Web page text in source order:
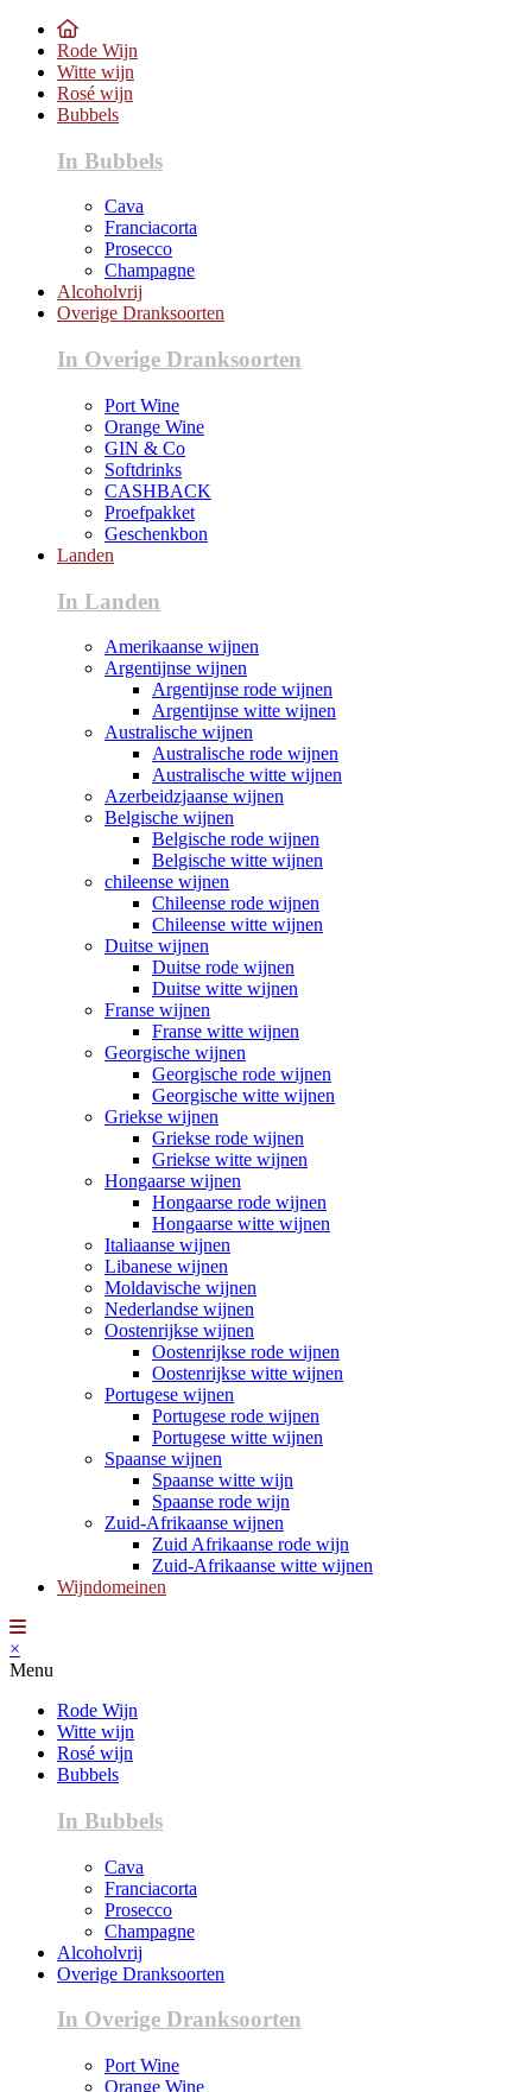
Rode Wijn
Witte wijn
Rosé wijn
Bubbels
In Bubbels
Cava
Franciacorta
Prosecco
Champagne
Alcoholvrij
Overige Dranksoorten
In Overige Dranksoorten
Port Wine
Orange Wine
GIN & Co
Softdrinks
CASHBACK
Proefpakket
Geschenkbon
Landen
In Landen
Amerikaanse wijnen
Argentijnse wijnen
Argentijnse rode wijnen
Argentijnse witte wijnen
Australische wijnen
Australische rode wijnen
Australische witte wijnen
Azerbeidzjaanse wijnen
Belgische wijnen
Belgische rode wijnen
Belgische witte wijnen
chileense wijnen
Chileense rode wijnen
Chileense witte wijnen
Duitse wijnen
Duitse rode wijnen
Duitse witte wijnen
Franse wijnen
Franse witte wijnen
Georgische wijnen
Georgische rode wijnen
Georgische witte wijnen
Griekse wijnen
Griekse rode wijnen
Griekse witte wijnen
Hongaarse wijnen
Hongaarse rode wijnen
Hongaarse witte wijnen
Italiaanse wijnen
Libanese wijnen
Moldavische wijnen
Nederlandse wijnen
Oostenrijkse wijnen
Oostenrijkse rode wijnen
Oostenrijkse witte wijnen
Portugese wijnen
Portugese rode wijnen
Portugese witte wijnen
Spaanse wijnen
Spaanse witte wijn
Spaanse rode wijn
Zuid-Afrikaanse wijnen
Zuid Afrikaanse rode wijn
Zuid-Afrikaanse witte wijnen
Wijndomeinen
×
Menu
Rode Wijn
Witte wijn
Rosé wijn
Bubbels
In Bubbels
Cava
Franciacorta
Prosecco
Champagne
Alcoholvrij
Overige Dranksoorten
In Overige Dranksoorten
Port Wine
Orange Wine